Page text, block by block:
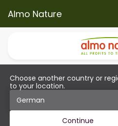
Almo Nature
Choose another country or
to your location.
Continue